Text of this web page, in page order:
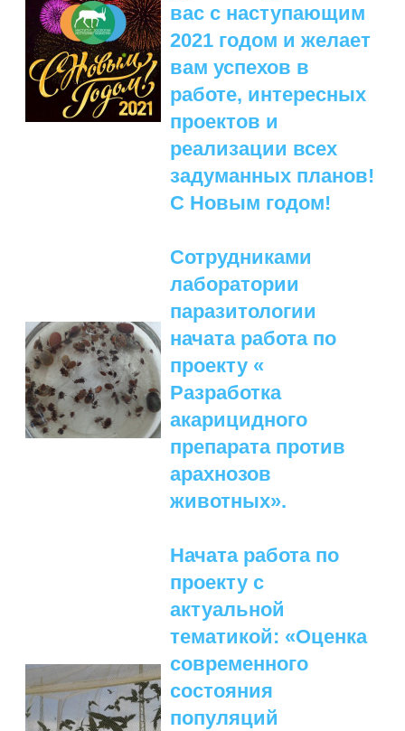
вас с наступающим
2021 годом и желает
вам успехов в
работе, интересных
проектов и
реализации всех
задуманных планов!
С Новым годом!
Сотрудниками
лаборатории
паразитологии
начата работа по
проекту «
Разработка
акарицидного
препарата против
арахнозов
животных».
Начата работа по
проекту с
актуальной
тематикой: «Оценка
современного
состояния
популяций